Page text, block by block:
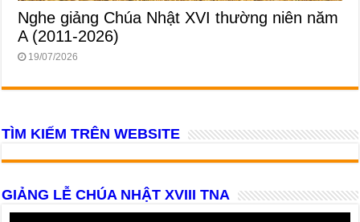
Nghe giảng Chúa Nhật XVI thường niên năm
A (2011-2026)
19/07/2026
TÌM KIẾM TRÊN WEBSITE
GIẢNG LỄ CHÚA NHẬT XVIII TNA